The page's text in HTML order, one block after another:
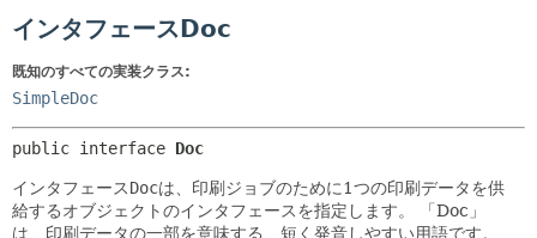
使用
ツリー
新規
非推奨
索引
メソッド
インタフェースDoc
既知のすべての実装クラス:
SimpleDoc
public interface Doc
インタフェースDocは、印刷ジョブのために1つの印刷データを供
給するオブジェクトのインタフェースを指定します。
「Doc」
は、印刷データの一部を意味する、短く発音しやすい用語です。